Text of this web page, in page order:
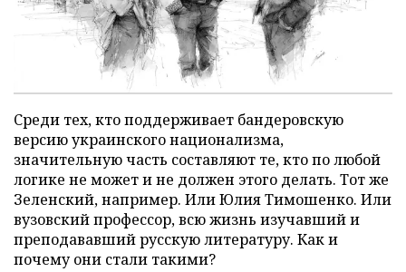
Среди тех, кто поддерживает бандеровскую
версию украинского национализма,
значительную часть составляют те, кто по любой
логике не может и не должен этого делать. Тот же
Зеленский, например. Или Юлия Тимошенко. Или
вузовский профессор, всю жизнь изучавший и
преподававший русскую литературу. Как и
почему они стали такими?